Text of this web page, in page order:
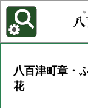
各種機能
背景色を変更する
八百津町章・
花